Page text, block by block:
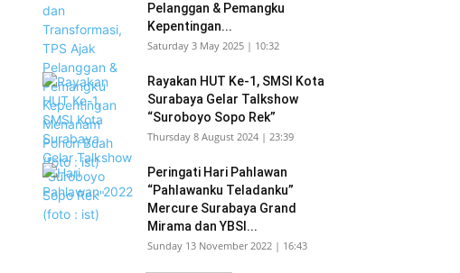
Pelanggan & Pemangku
Kepentingan...
Saturday 3 May 2025 | 10:32
Rayakan HUT Ke-1, SMSI Kota
Surabaya Gelar Talkshow
“Suroboyo Sopo Rek”
Thursday 8 August 2024 | 23:39
Peringati Hari Pahlawan
“Pahlawanku Teladanku”
Mercure Surabaya Grand
Mirama dan YBSI...
Sunday 13 November 2022 | 16:43